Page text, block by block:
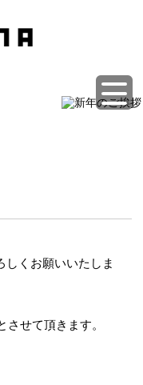
しくお願いいたしま
させて頂きます。